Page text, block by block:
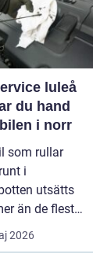
luleå
du hand
i norr
som rullar
i
utsätts
än de flesta
i övriga
Kyla, ...
2026